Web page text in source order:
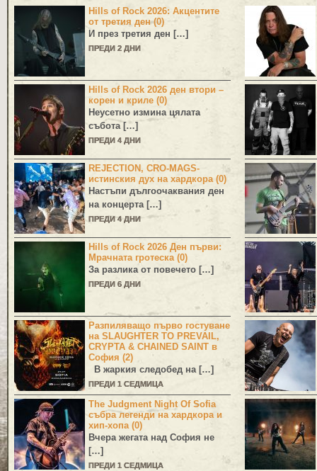
Hills of Rock 2026: Акцентите
от третия ден (0)
И през третия ден […]
ПРЕДИ 2 ДНИ
Hills of Rock 2026 ден втори –
корен и криле (0)
Неусетно измина цялата
събота […]
ПРЕДИ 4 ДНИ
REJECTION, CRO-MAGS-
истинския дух на хардкора (0)
Настъпи дългоочаквания ден
на концерта […]
ПРЕДИ 4 ДНИ
Hills of Rock 2026 Ден първи:
Мрачната гротеска (0)
За разлика от повечето […]
ПРЕДИ 6 ДНИ
Разпиляващо първо гостуване
на SLAUGHTER TO PREVAIL,
CRYPTA & CHAINED SAINT в
София (2)
В жаркия следобед на […]
ПРЕДИ 1 СЕДМИЦА
The Judgment Night Of Sofia
събра легенди на хардкора и
хип-хопа (0)
Вчера жегата над София не
[…]
ПРЕДИ 1 СЕДМИЦА